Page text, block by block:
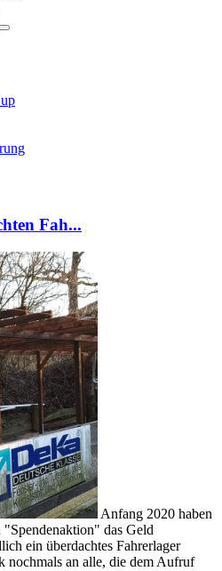
Fah...
Anfang 2020 haben
das Geld
ein überdachtes Fahrerlager
nochmals an alle, die dem Aufruf